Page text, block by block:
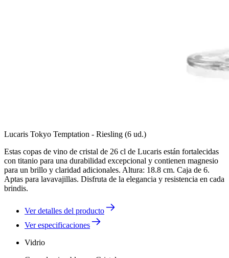
Lucaris Tokyo Temptation - Riesling (6 ud.)
Estas copas de vino de cristal de 26 cl de Lucaris están fortalecidas
con titanio para una durabilidad excepcional y contienen magnesio
para un brillo y claridad adicionales. Altura: 18.8 cm. Caja de 6.
Aptas para lavavajillas. Disfruta de la elegancia y resistencia en cada
brindis.
Ver detalles del producto
Ver especificaciones
Vidrio